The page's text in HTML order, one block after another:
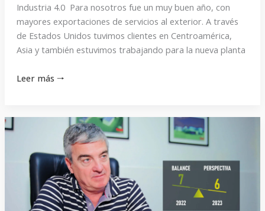
Industria 4.0 Para nosotros fue un muy buen año, con
mayores exportaciones de servicios al exterior. A través
de Estados Unidos tuvimos clientes en Centroamérica,
Asia y también estuvimos trabajando para la nueva planta
Leer más 🠒
Dólar
Soja